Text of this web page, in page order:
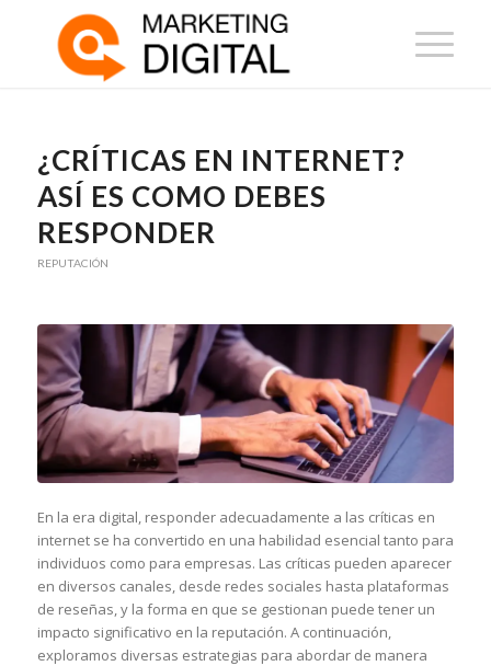
¿CRÍTICAS EN INTERNET?
ASÍ ES COMO DEBES
RESPONDER
REPUTACIÓN
En la era digital, responder adecuadamente a las críticas en
internet se ha convertido en una habilidad esencial tanto para
individuos como para empresas. Las críticas pueden aparecer
en diversos canales, desde redes sociales hasta plataformas
de reseñas, y la forma en que se gestionan puede tener un
impacto significativo en la reputación. A continuación,
exploramos diversas estrategias para abordar de manera